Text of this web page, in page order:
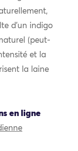
d’un indigo
(peut-
et la
la laine
en ligne